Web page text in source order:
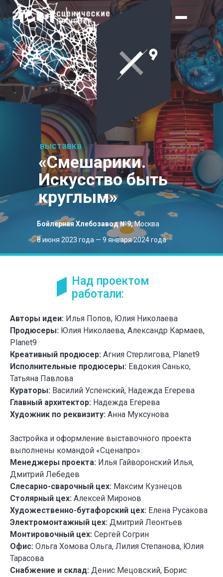
У НАС
И
«Смешарики.
Искусство быть
круглым»
Бойлерная Хлебозавод №9,Москва
8 июня 2023 года — 9 января 2024 года
выставка
Над проектом
работали:
Авторы идеи: Илья Попов, Юлия Николаева
Продюсеры: Юлия Николаева, Александр Кармаев,
Planet9
Креативный продюсер: Агния Стерлигова, Planet9
Исполнительные продюсеры: Евдокия Санько,
Татьяна Павлова
Кураторы: Василий Успенский, Надежда Егерева
Главный архитектор: Надежда Егерева
Художник по реквизиту: Анна Муксунова
Застройка и оформление выставочного проекта
выполнены командой «Сценапро»:
Менеджеры проекта: Илья Гайворонский Илья,
Дмитрий Лебедев
Слесарно-сварочный цех: Максим Кузнецов
Столярный цех: Алексей Миронов
Художественно-бутафорский цех: Елена Русакова
Электромонтажный цех: Дмитрий Леонтьев
Монтировочный цех: Сергей Согрин
Офис: Ольга Хомова Ольга, Лилия Степанова, Юлия
Тарасова
Снабжение и склад: Денис Мецовский, Борис